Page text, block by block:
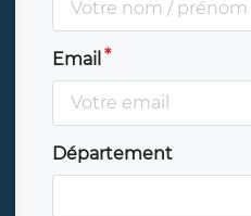
Email
Département